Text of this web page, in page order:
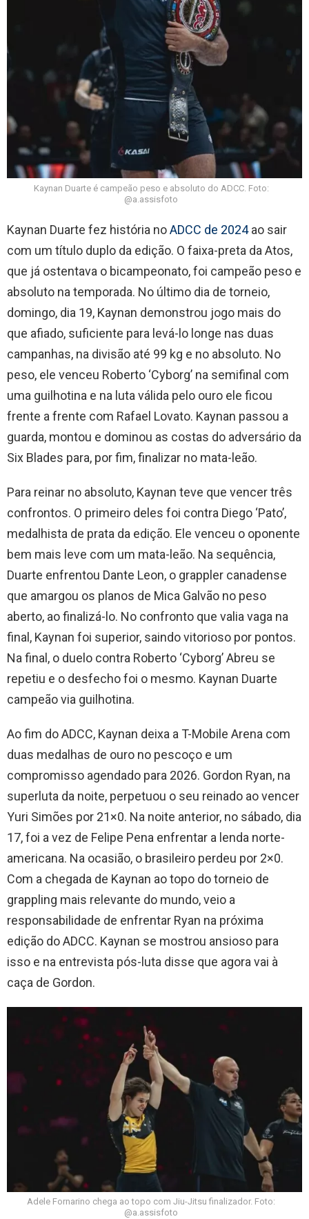
Kaynan Duarte é campeão peso e absoluto do ADCC. Foto:
@a.assisfoto
Kaynan Duarte fez história noADCC de 2024ao sair
com um título duplo da edição. O faixa-preta da Atos,
que já ostentava o bicampeonato, foi campeão peso e
absoluto na temporada. No último dia de torneio,
domingo, dia 19, Kaynan demonstrou jogo mais do
que afiado, suficiente para levá-lo longe nas duas
campanhas, na divisão até 99 kg e no absoluto. No
peso, ele venceu Roberto ‘Cyborg’ na semifinal com
uma guilhotina e na luta válida pelo ouro ele ficou
frente a frente com Rafael Lovato. Kaynan passou a
guarda, montou e dominou as costas do adversário da
Six Blades para, por fim, finalizar no mata-leão.
Para reinar no absoluto, Kaynan teve que vencer três
confrontos. O primeiro deles foi contra Diego ‘Pato’,
medalhista de prata da edição. Ele venceu o oponente
bem mais leve com um mata-leão. Na sequência,
Duarte enfrentou Dante Leon, o grappler canadense
que amargou os planos de Mica Galvão no peso
aberto, ao finalizá-lo. No confronto que valia vaga na
final, Kaynan foi superior, saindo vitorioso por pontos.
Na final, o duelo contra Roberto ‘Cyborg’ Abreu se
repetiu e o desfecho foi o mesmo. Kaynan Duarte
campeão via guilhotina.
Ao fim do ADCC, Kaynan deixa a T-Mobile Arena com
duas medalhas de ouro no pescoço e um
compromisso agendado para 2026. Gordon Ryan, na
superluta da noite, perpetuou o seu reinado ao vencer
Yuri Simões por 21×0. Na noite anterior, no sábado, dia
17, foi a vez de Felipe Pena enfrentar a lenda norte-
americana. Na ocasião, o brasileiro perdeu por 2×0.
Com a chegada de Kaynan ao topo do torneio de
grappling mais relevante do mundo, veio a
responsabilidade de enfrentar Ryan na próxima
edição do ADCC. Kaynan se mostrou ansioso para
isso e na entrevista pós-luta disse que agora vai à
caça de Gordon.
Adele Fornarino chega ao topo com Jiu-Jitsu finalizador. Foto:
@a.assisfoto